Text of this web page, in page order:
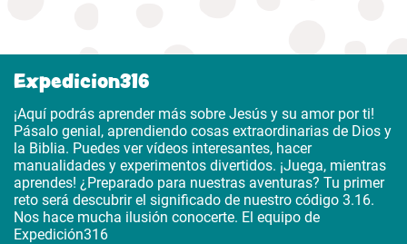
Expedicion316
¡Aquí podrás aprender más sobre Jesús y su amor por ti!
Pásalo genial, aprendiendo cosas extraordinarias de Dios y
la Biblia. Puedes ver vídeos interesantes, hacer
manualidades y experimentos divertidos. ¡Juega, mientras
aprendes! ¿Preparado para nuestras aventuras? Tu primer
reto será descubrir el significado de nuestro código 3.16.
Nos hace mucha ilusión conocerte. El equipo de
Expedición316